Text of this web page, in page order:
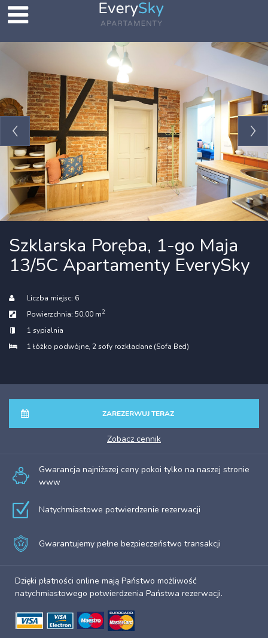
Szklarska Poręba, 1-go Maja
13/5C Apartamenty EverySky
Liczba miejsc: 6
Powierzchnia: 50,00 m2
1 sypialnia
1 łóżko podwójne, 2 sofy rozkładane (Sofa Bed)
ZAREZERWUJ TERAZ
zobacz cennik
Gwarancja najniższej ceny pokoi tylko na naszej stronie
www
Natychmiastowe potwierdzenie rezerwacji
Gwarantujemy pełne bezpieczeństwo transakcji
Dzięki płatności online mają Państwo możliwość
natychmiastowego potwierdzenia Państwa rezerwacji.